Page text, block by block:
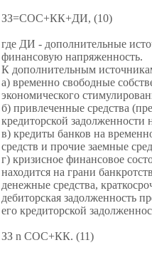
ЗЗ=СОС+КК+ДИ, (10)
где ДИ - дополнительные
финансовую напряженность.
К дополнительным
а) временно свободные
экономического
б) привлеченные средства
кредиторской задолженности
в) кредиты банков на
средств и прочие заемные
г) кризисное финансовое
находится на грани
денежные средства,
дебиторская задолженность
его кредиторской
ЗЗ n СОС+КК. (11)